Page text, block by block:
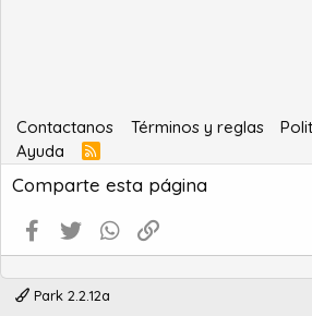
Contactanos Términos y reglas
Ayuda
R
S
S
Comparte esta página
Facebook
Twitter WhatsApp
Park 2.2.12a